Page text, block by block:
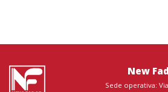
New
Sede operativa: